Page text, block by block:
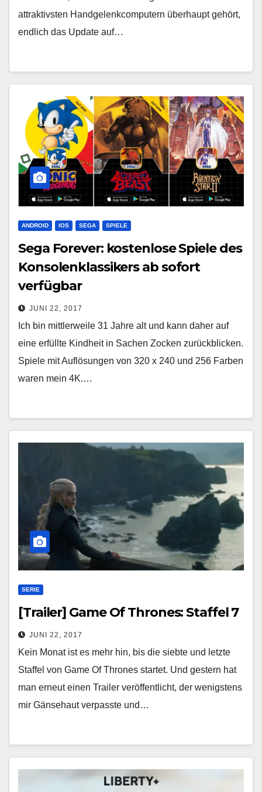
attraktivsten Handgelenkcomputern überhaupt gehört,
endlich das Update auf…
ANDROID IOS SEGA SPIELE
Sega Forever: kostenlose Spiele des
Konsolenklassikers ab sofort
verfügbar
JUNI 22, 2017
Ich bin mittlerweile 31 Jahre alt und kann daher auf
eine erfüllte Kindheit in Sachen Zocken zurückblicken.
Spiele mit Auflösungen von 320 x 240 und 256 Farben
waren mein 4K.…
SERIE
[Trailer] Game Of Thrones: Staffel 7
JUNI 22, 2017
Kein Monat ist es mehr hin, bis die siebte und letzte
Staffel von Game Of Thrones startet. Und gestern hat
man erneut einen Trailer veröffentlicht, der wenigstens
mir Gänsehaut verpasste und…